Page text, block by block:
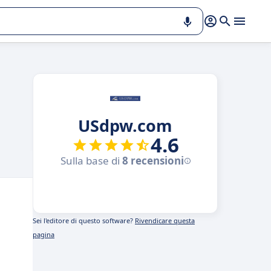
USdpw.com
4.6
Sulla base di 8 recensioni
Sei l'editore di questo software? Rivendicare questa
pagina